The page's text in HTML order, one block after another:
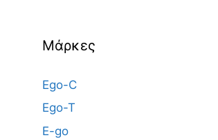
Μάρκες
Ego-C
Ego-T
E-go